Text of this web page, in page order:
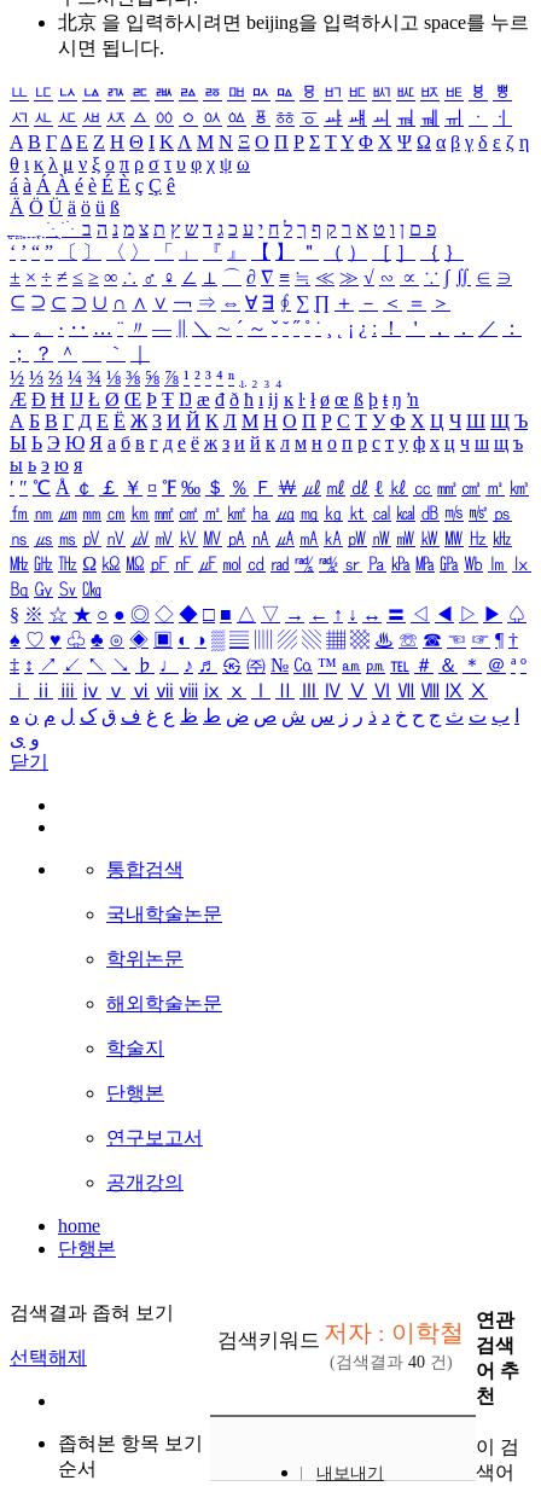
北京 을 입력하시려면 beijing을 입력하시고 space를 누르
시면 됩니다.
ㅥ ㅦ ㅧ ㅨ ㅩ ㅪ ㅫ ㅬ ㅭ ㅮ ㅯ ㅰ ㅱ ㅲ ㅳ ㅴ ㅵ ㅶ ㅷ ㅸ
ㅹ
ㅺ ㅻ ㅼ ㅽ ㅾ ㅿ ㆀ ㆁ ㆂ ㆃ ㆄ ㆅ ㆆ ㆇ ㆈ ㆉ ㆊ ㆋ ㆌ ㆍ
ㆎ
Α Β ΓΔ Ε Ζ Η Θ Ι ΚΛ Μ Ν Ξ Ο Π Ρ Σ ΤΥ Φ Χ Ψ Ω α β γ δ ε ζ η
θ ι κ λ μ ν ξ ο π ρ σ τ υ φ χ ψ ω
á à Á À é è É È ç Ç ê
Ä Ö Ü ä ö ü ß
ִֶֹ ֻּ ׁׂ פ ם ן ו ט א ר ק ף ך ל ח י ע כ ג ד ש ץ ת צ מ נ ה ב
‘ ’ “ ” 〔 〕 〈 〉 「 」 『 』 【 】 ＂ （ ） ［ ］ ｛ ｝
± × ÷ ≠ ≤ ≥ ∞ ∴ ♂ ♀ ∠ ⊥ ⌒ ∂ ∇ ≡ ≒ ≪ ≫ √ ∽ ∝ ∵ ∫ ∬ ∈ ∋
⊆ ⊇ ⊂ ⊃ ∪ ∩ ∧ ∨ ￢ ⇒ ⇔ ∀ ∃ ∮ ∑ ∏ ＋ － ＜ ＝
＞
、
。 · ‥ … ¨ 〃 ― ＼ ∼ ´ ～ ˇ ˘ ˝ ˚ ˙ ¸ ¡ ¿ ː ！ ＇ ， ． ／
：
；
？ ＾ ｀
½ ⅓ ⅔ ¼ ¾ ⅛ ⅜ ⅝ ⅞ ¹ ² ³ ⁴ ⁿ ₁ ₂ ₃ ₄
Æ Ð Ħ Ĳ Ł Ø Œ Þ Ŧ Ŋ æ đ ð ħ ı ĳ ĸ ŀ ł ø œ ß þ ŧ ŋ ŉ
А Б В Г Д Е Ё Ж З И Й К Л М Н О П Р С Т У Ф Х Ц Ч Ш Щ Ъ
Ы Ь Э Ю Я а б в г д е ё ж з и й к л м н о п р с т у ф х ц ч ш щ ъ
ы ь э ю я
′ ″ ℃ Å ￠ ￡ ￥ ¤ ℉ ‰ ＄ ％ Ｆ ￦ ㎕ ㎖ ㎗ ℓ ㎘ ㏄ ㎣ ㎤ ㎥ ㎦
㎙ ㎚ ㎛ ㎜ ㎝ ㎞ ㎟ ㎠ ㎡ ㎢ ㏊ ㎍ ㎎ ㎏ ㏏ ㎈ ㎉ ㏈ ㎧ ㎨ ㎰
㎱ ㎲ ㎳ ㎴ ㎵ ㎶ ㎷ ㎸ ㎹ ㎀ ㎁ ㎂ ㎃ ㎄ ㎺ ㎻ ㎽ ㎾ ㎿ ㎐ ㎑
㎒ ㎓ ㎔ Ω ㏀ ㏁ ㎊ ㎋ ㎌ ㏖ ㏅ ㎭ ㎮ ㎯ ㏛ ㎩ ㎪ ㎫ ㎬ ㏝ ㏐
㏓
㏃ ㏉ ㏜ ㏆
§ ※ ☆ ★ ○ ● ◎ ◇ ◆ □ ■ △ ▽ → ← ↑ ↓ ↔ 〓 ◁ ◀ ▷ ▶ ♤
♠ ♡ ♥ ♧ ♣ ⊙ ◈ ▣ ◐ ◑ ▒ ▤ ▨ ▧ ▦ ▩ ♨ ☏ ☎ ☜ ☞ ¶ †
‡ ↕ ↗ ↙ ↖ ↘ ♭ ♩ ♪ ♬ ㉿ ㈜ № ㏇ ™ ㏂ ㏘ ℡ ＃ ＆ ＊ ＠ ª º
ⅰ
ⅱ ⅲ ⅳ ⅴ ⅵ ⅶ ⅷ ⅸ ⅹ Ⅳ Ⅴ Ⅵ Ⅶ Ⅷ Ⅸ Ⅹ
ب ت ث ج ح خ د ذ ر ز س ش ص ض ط ظ ع غ ف ق ک ل م ن ه
و ی
닫기
통합검색
국내학술논문
학위논문
해외학술논문
학술지
단행본
연구보고서
공개강의
home
단행본
검색결과 좁혀 보기
선택해제
좁혀본 항목 보기
순서
검색키워드 저자 : 이학철
(검색결과 40 건)
내보내기
연관
검색
어 추
천
이 검
색어